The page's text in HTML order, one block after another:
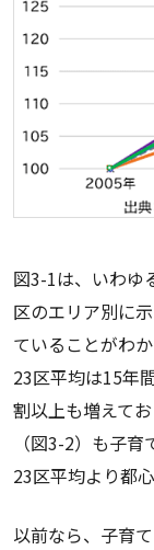
図3-1は、いわゆ
区のエリア別に
ていることがわか
23区平均は15年
割以上も増えて
（図3-2）も子
23区平均より都
以前なら、子育